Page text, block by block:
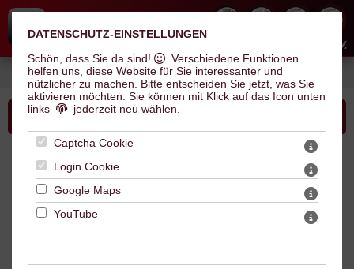
Hallescher Inline Skate Club e.V.
Sie sind hier:Verein>News> Na Logo - es kommt immer anders als man denkt
Bitte wählen Sie...
Na Logo - es kommt immer anders als
man denkt
DATENSCHUTZ-EINSTELLUNGEN
Schön, dass Sie da sind!
. Verschiedene Funktionen
helfen uns, diese Website für Sie interessanter und
nützlicher zu machen.
Bitte entscheiden Sie jetzt, was Sie
aktivieren möchten. Sie können mit Klick auf das Icon unten
links
jederzeit neu wählen.
Captcha Cookie
Login Cookie
Google Maps
YouTube